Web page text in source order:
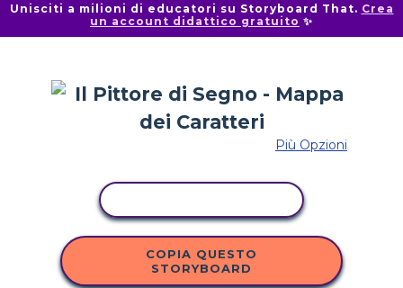
Unisciti a milioni di educatori su Storyboard That. Crea
un account didattico gratuito ✨
Più Opzioni
COPIA QUESTO
STORYBOARD